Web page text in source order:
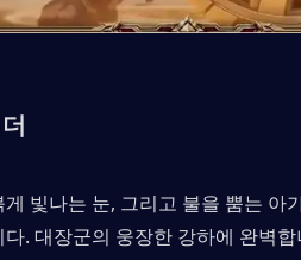
빛나는 눈, 그리고 불을 뿜는 아
. 대장군의 웅장한 강하에 완벽합